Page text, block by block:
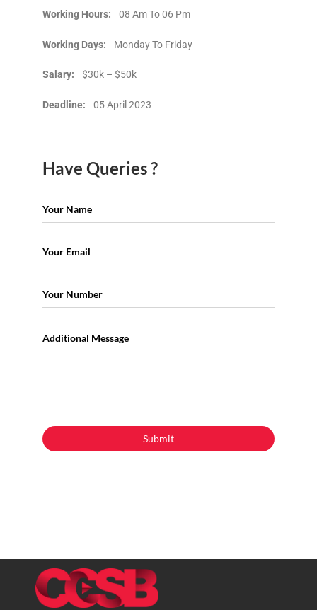
Working Hours: 08 Am To 06 Pm
Working Days: Monday To Friday
Salary: $30k – $50k
Deadline: 05 April 2023
Have Queries ?